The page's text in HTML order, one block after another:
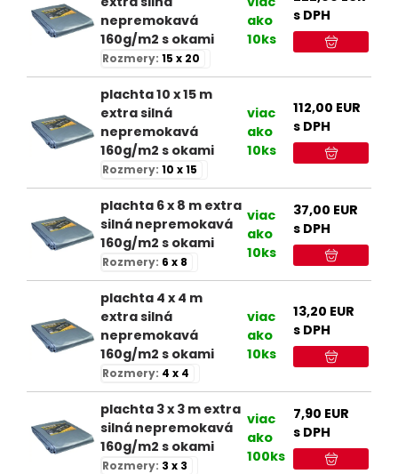
nepremokavá
160g/m2 s okami
Rozmery: 15 x 20
ako
10ks
s DPH
plachta 10 x 15 m
extra silná
nepremokavá
160g/m2 s okami
Rozmery: 10 x 15
viac
ako
10ks
112,00 EUR
s DPH
plachta 6 x 8 m extra
silná nepremokavá
160g/m2 s okami
Rozmery: 6 x 8
viac
ako
10ks
37,00 EUR
s DPH
plachta 4 x 4 m
extra silná
nepremokavá
160g/m2 s okami
Rozmery: 4 x 4
viac
ako
10ks
13,20 EUR
s DPH
plachta 3 x 3 m extra
silná nepremokavá
160g/m2 s okami
Rozmery: 3 x 3
viac
ako
100ks
7,90 EUR
s DPH